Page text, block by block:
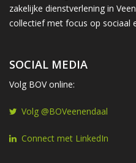
zakelijke dienstverlening in
collectief met focus op sociaal
SOCIAL MEDIA
Volg BOV online:
Volg @BOVeenendaal
Connect met LinkedIn